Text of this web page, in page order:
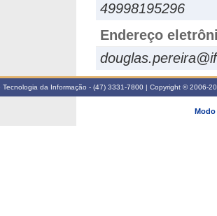
49998195296
Endereço
Tecnologia da Informação - (47) 3331-7800 | Copyright © 2006-
Modo